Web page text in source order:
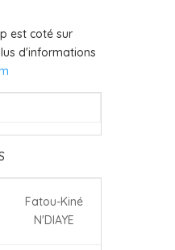
est coté sur
d'informations
Fatou-Kiné
N'DIAYE